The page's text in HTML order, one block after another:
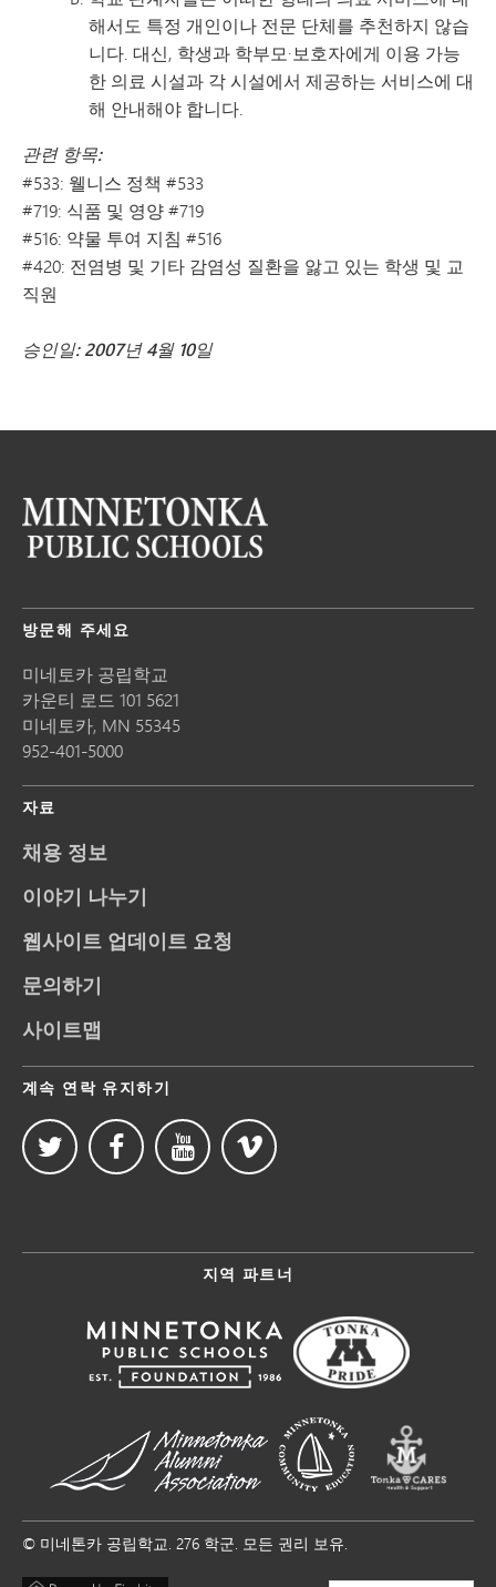
해서도 특정 개인이나 전문 단체를 추천하지 않습
니다. 대신, 학생과 학부모·보호자에게 이용 가능
한 의료 시설과 각 시설에서 제공하는 서비스에 대
해 안내해야 합니다.
관련 항목:
#533: 웰니스 정책 #533
#719: 식품 및 영양 #719
#516: 약물 투여 지침 #516
#420: 전염병 및 기타 감염성 질환을 앓고 있는 학생 및 교
직원
승인일: 2007년 4월 10일
방문해 주세요
미네토카 공립학교
카운티 로드 101 5621
미네토카, MN 55345
952-401-5000
자료
채용 정보
이야기 나누기
웹사이트 업데이트 요청
문의하기
사이트맵
계속 연락 유지하기
지역 파트너
© 미네톤카 공립학교. 276 학군. 모든 권리 보유.